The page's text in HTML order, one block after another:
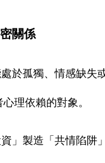
關係
處於孤獨、情感缺
理依賴的對象。
資」製造「共情陷